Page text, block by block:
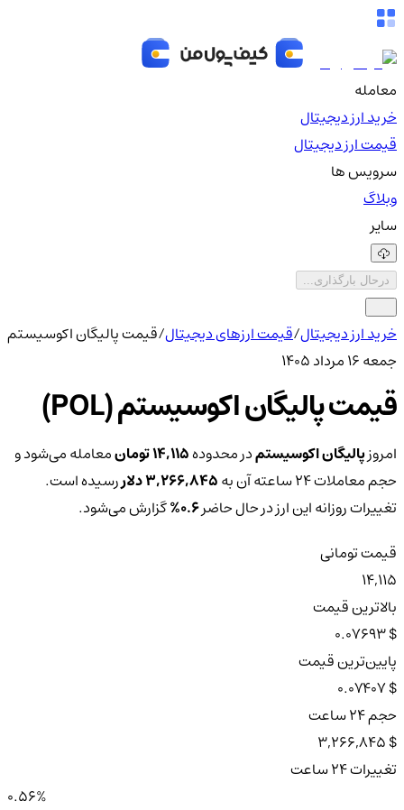
معامله
خرید ارز دیجیتال
قیمت ارز دیجیتال
سرویس ها
وبلاگ
سایر
درحال بارگذاری...
خرید ارز دیجیتال/قیمت ارزهای دیجیتال/قیمت پالیگان اکوسیستم
جمعه ۱۶ مرداد ۱۴۰۵
قیمت پالیگان اکوسیستم (POL)
امروزپالیگان اکوسیستمدر محدوده14,115 تومان
معامله می‌شود و
حجم معاملات ۲۴ ساعته آن به
3,266,845 دلار
رسیده است.
تغییرات روزانه این ارز در حال حاضر0.6% گزارش می‌شود.
قیمت تومانی
14,115
بالاترین قیمت
$ 0.07693
پایین‌ترین قیمت
$ 0.07407
حجم ۲۴ ساعت
$ 3,266,845
تغییرات ۲۴ ساعت
0.56%